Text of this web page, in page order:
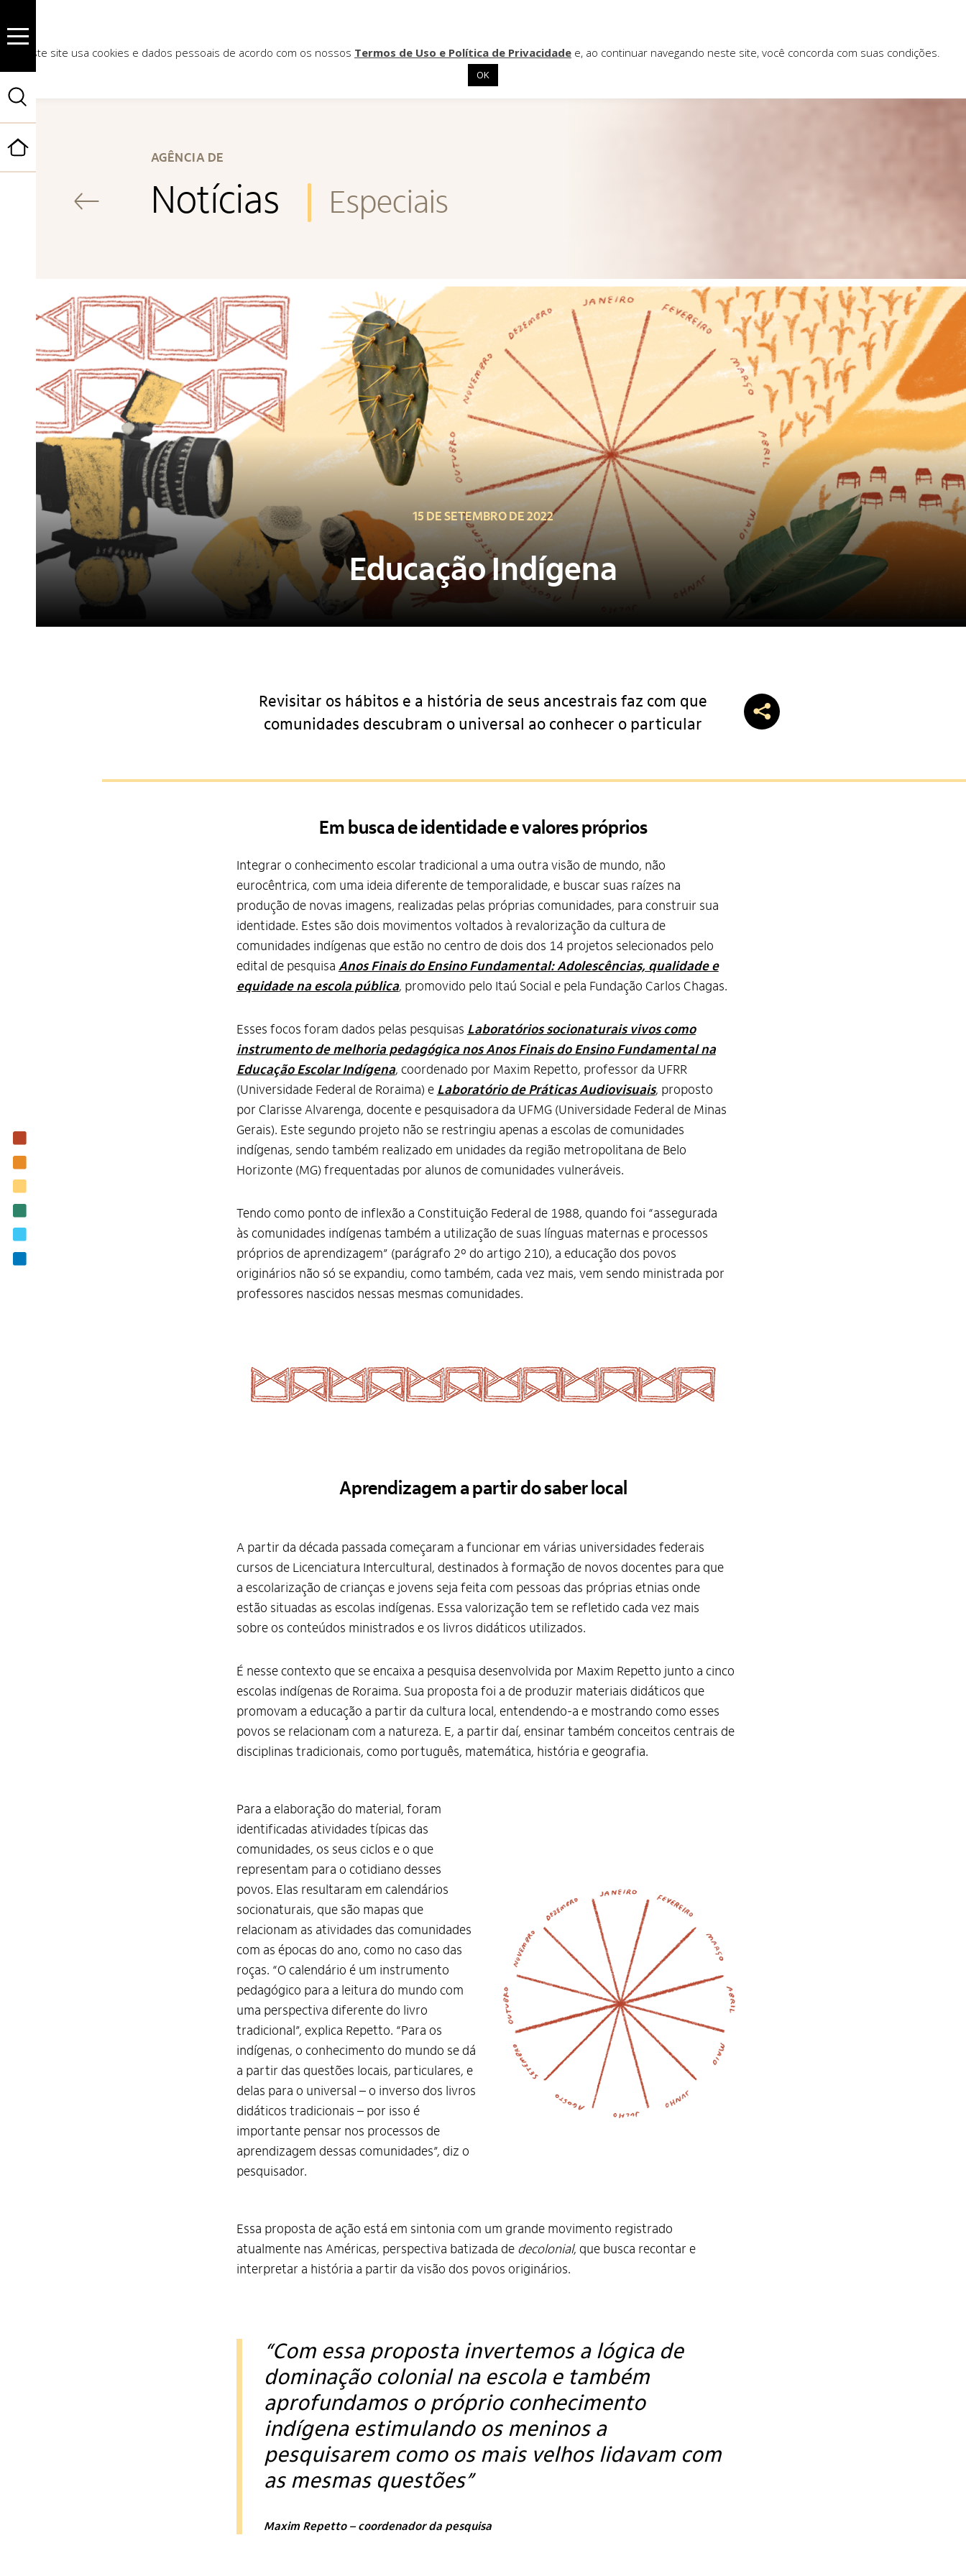
AGÊNCIA DE
Notícias Especiais
15 DE SETEMBRO DE 2022
Educação Indígena
Revisitar os hábitos e a história de seus ancestrais faz com que
comunidades descubram o universal ao conhecer o particular
Em busca de identidade e valores próprios
Integrar o conhecimento escolar tradicional a uma outra visão de mundo, não
eurocêntrica, com uma ideia diferente de temporalidade, e buscar suas raízes na
produção de novas imagens, realizadas pelas próprias comunidades, para construir sua
identidade. Estes são dois movimentos voltados à revalorização da cultura de
comunidades indígenas que estão no centro de dois dos 14 projetos selecionados pelo
edital de pesquisa Anos Finais do Ensino Fundamental: Adolescências, qualidade e
equidade na escola pública, promovido pelo Itaú Social e pela Fundação Carlos Chagas.
Esses focos foram dados pelas pesquisas Laboratórios socionaturais vivos como
instrumento de melhoria pedagógica nos Anos Finais do Ensino Fundamental na
Educação Escolar Indígena, coordenado por Maxim Repetto, professor da UFRR
(Universidade Federal de Roraima) e Laboratório de Práticas Audiovisuais, proposto
por Clarisse Alvarenga, docente e pesquisadora da UFMG (Universidade Federal de Minas
Gerais). Este segundo projeto não se restringiu apenas a escolas de comunidades
indígenas, sendo também realizado em unidades da região metropolitana de Belo
Horizonte (MG) frequentadas por alunos de comunidades vulneráveis.
Tendo como ponto de inflexão a Constituição Federal de 1988, quando foi “assegurada
às comunidades indígenas também a utilização de suas línguas maternas e processos
próprios de aprendizagem” (parágrafo 2º do artigo 210), a educação dos povos
originários não só se expandiu, como também, cada vez mais, vem sendo ministrada por
professores nascidos nessas mesmas comunidades.
Aprendizagem a partir do saber local
A partir da década passada começaram a funcionar em várias universidades federais
cursos de Licenciatura Intercultural, destinados à formação de novos docentes para que
a escolarização de crianças e jovens seja feita com pessoas das próprias etnias onde
estão situadas as escolas indígenas. Essa valorização tem se refletido cada vez mais
sobre os conteúdos ministrados e os livros didáticos utilizados.
É nesse contexto que se encaixa a pesquisa desenvolvida por Maxim Repetto junto a cinco
escolas indígenas de Roraima. Sua proposta foi a de produzir materiais didáticos que
promovam a educação a partir da cultura local, entendendo-a e mostrando como esses
povos se relacionam com a natureza. E, a partir daí, ensinar também conceitos centrais de
disciplinas tradicionais, como português, matemática, história e geografia.
Para a elaboração do material, foram
identificadas atividades típicas das
comunidades, os seus ciclos e o que
representam para o cotidiano desses
povos. Elas resultaram em calendários
socionaturais, que são mapas que
relacionam as atividades das comunidades
com as épocas do ano, como no caso das
roças. “O calendário é um instrumento
pedagógico para a leitura do mundo com
uma perspectiva diferente do livro
tradicional”, explica Repetto. “Para os
indígenas, o conhecimento do mundo se dá
a partir das questões locais, particulares, e
delas para o universal – o inverso dos livros
didáticos tradicionais – por isso é
importante pensar nos processos de
aprendizagem dessas comunidades”, diz o
pesquisador.
Essa proposta de ação está em sintonia com um grande movimento registrado
atualmente nas Américas, perspectiva batizada de decolonial, que busca recontar e
interpretar a história a partir da visão dos povos originários.
“Com essa proposta invertemos a lógica de
dominação colonial na escola e também
aprofundamos o próprio conhecimento
indígena estimulando os meninos a
pesquisarem como os mais velhos lidavam com
as mesmas questões”
Maxim Repetto – coordenador da pesquisa
Este site usa cookies e dados pessoais de acordo com os nossos Termos de Uso e Política de Privacidade e, ao continuar navegando neste site, você concorda com suas condições.
OK